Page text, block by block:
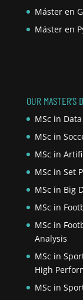
Máster en
Máster en
OUR MASTER’S
MSc in
MSc in
MSc in
MSc in Set
MSc in Big
MSc in
MSc in
Analysis
MSc in
High
MSc in